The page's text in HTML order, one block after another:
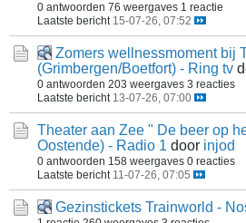
0 antwoorden 76 weergaves 1 reactie
Laatste bericht 15-07-26, 07:52
Zomers wellnessmoment bij
(Grimbergen/Boetfort) - Ring tv
0 antwoorden 203 weergaves 3 reacties
Laatste bericht 13-07-26, 07:00
Theater aan Zee " De beer op
Oostende) - Radio 1 door injod
0 antwoorden 158 weergaves 0 reacties
Laatste bericht 11-07-26, 07:05
Gezinstickets Trainworld -